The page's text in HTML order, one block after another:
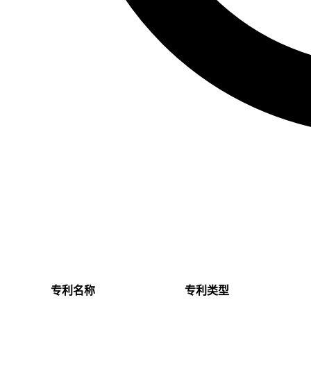
专利名称 专利类型